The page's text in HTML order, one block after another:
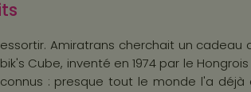
Amiratrans cherchait un
Cube, inventé en 1974 par le
: presque tout le monde l'a